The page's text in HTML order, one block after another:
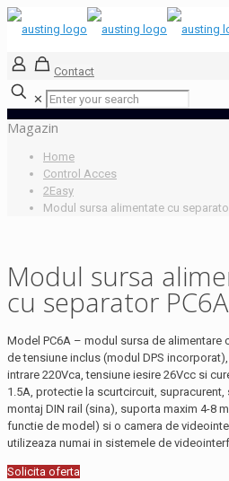
Contact
✕
Magazin
Home
Control Acces
2Easy
Modul sursa alimentate cu
Modul sursa
cu separator PC6A
Model PC6A – modul sursa de alimentare
de tensiune inclus (modul DPS
intrare 220Vca, tensiune iesire 26Vcc si
1.5A, protectie la scurtcircuit, supracurent,
montaj DIN rail (sina), suporta maxim 4-8
functie de model) si o camera de
utilizeaza numai in sistemele de
Solicita oferta